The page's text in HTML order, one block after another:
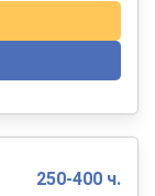
250-400 ч.